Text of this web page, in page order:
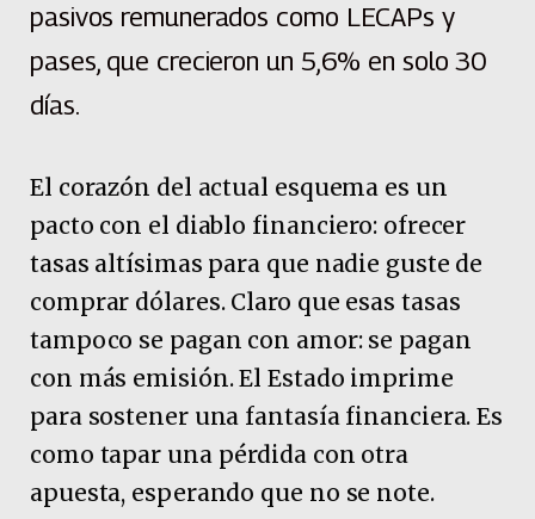
pasivos remunerados como LECAPs y
pases, que crecieron un 5,6% en solo 30
días.
El corazón del actual esquema es un
pacto con el diablo financiero: ofrecer
tasas altísimas para que nadie guste de
comprar dólares. Claro que esas tasas
tampoco se pagan con amor: se pagan
con más emisión. El Estado imprime
para sostener una fantasía financiera. Es
como tapar una pérdida con otra
apuesta, esperando que no se note.